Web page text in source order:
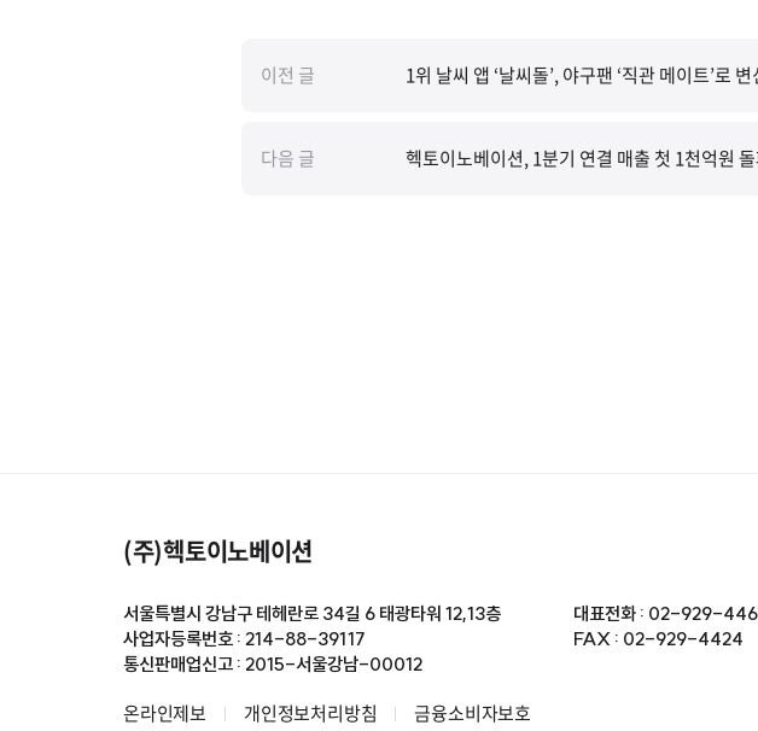
이전 글 1위 날씨 앱 ‘날씨돌’, 야구팬 ‘직관 메이트’로 변
다음 글 헥토이노베이션, 1분기 연결 매출 첫 1천억원
(주)헥토이노베이션
서울특별시 강남구 테헤란로 34길 6 태광타워 12,13층
사업자등록번호 : 214-88-39117
통신판매업신고 : 2015-서울강남-00012
대표전화 : 02-929-
FAX : 02-929-4424
온라인제보 개인정보처리방침 금융소비자보호